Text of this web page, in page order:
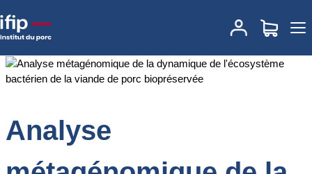
Accueil
Analyse métagénomique de la
dynamique de l'écosystème bactérien de la viande de porc
Analyse